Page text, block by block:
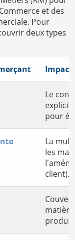
et des
Pour
deux types
Impact
Le
pour
La
les
client).